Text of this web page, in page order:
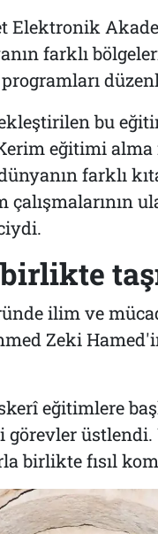
Elektronik
farklı
bu
eğitimi alma
farklı
ilim ve
Zeki
eğitimlere
görevler
birlikte fısıl